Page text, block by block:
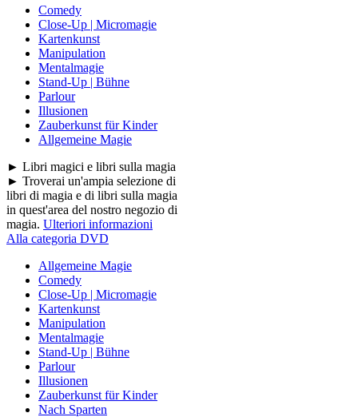
Comedy
Close-Up | Micromagie
Kartenkunst
Manipulation
Mentalmagie
Stand-Up | Bühne
Parlour
Illusionen
Zauberkunst für Kinder
Allgemeine Magie
► Libri magici e libri sulla magia
► Troverai un'ampia selezione di
libri di magia e di libri sulla magia
in quest'area del nostro negozio di
magia. Ulteriori informazioni
Alla categoria DVD
Allgemeine Magie
Comedy
Close-Up | Micromagie
Kartenkunst
Manipulation
Mentalmagie
Stand-Up | Bühne
Parlour
Illusionen
Zauberkunst für Kinder
Nach Sparten